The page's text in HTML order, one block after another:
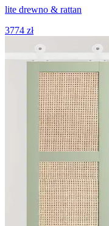
lite drewno & rattan
3774 zł